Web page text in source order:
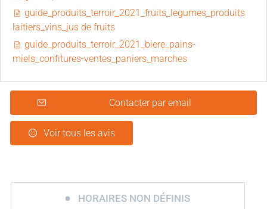
guide_produits_terroir_2021_fruits_legumes_produits
laitiers_vins_jus de fruits
guide_produits_terroir_2021_biere_pains-
miels_confitures-ventes_paniers_marches
Contacter par email
Voir tous les avis
HORAIRES NON DÉFINIS